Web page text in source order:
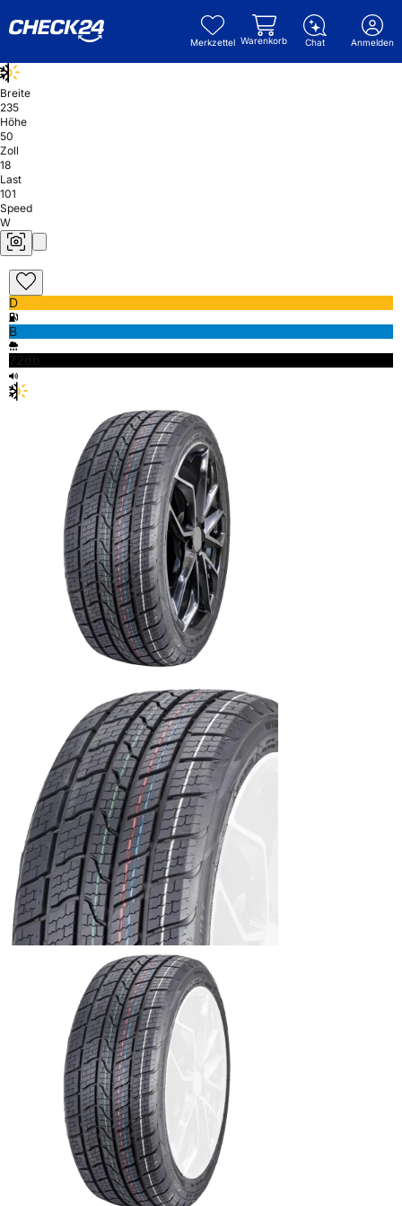
Merkzettel Warenkorb Chat Anmelden
Breite
235
Höhe
50
Zoll
18
Last
101
Speed
W
D
B
72db